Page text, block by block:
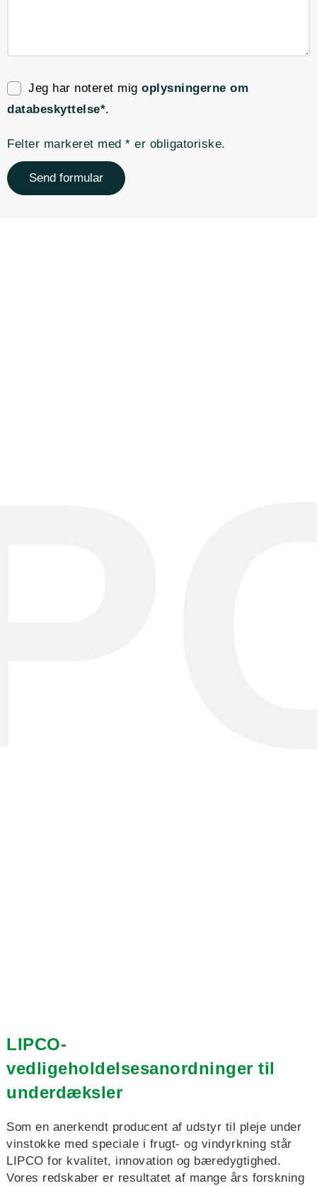
Jeg har noteret mig oplysningerne om
databeskyttelse*.
Felter markeret med * er obligatoriske.
Send formular
LIPCO-
vedligeholdelsesanordninger til
underdæksler
Som en anerkendt producent af udstyr til pleje under
vinstokke med speciale i frugt- og vindyrkning står
LIPCO for kvalitet, innovation og bæredygtighed.
Vores redskaber er resultatet af mange års forskning